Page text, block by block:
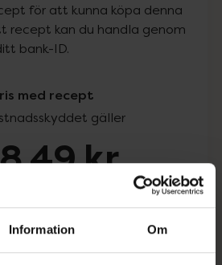
Information Om
för att kunna köpa denna
recept kan du handla genom
bank-ID.
med recept
gäller
kr
via ditt recept